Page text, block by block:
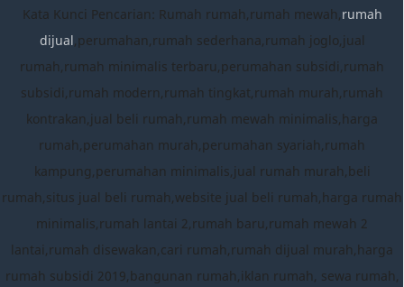
Kata Kunci Pencarian: Rumah rumah,rumah mewah,rumah
dijual,perumahan,rumah sederhana,rumah joglo,jual
rumah,rumah minimalis terbaru,perumahan subsidi,rumah
subsidi,rumah modern,rumah tingkat,rumah murah,rumah
kontrakan,jual beli rumah,rumah mewah minimalis,harga
rumah,perumahan murah,perumahan syariah,rumah
kampung,perumahan minimalis,jual rumah murah,beli
rumah,situs jual beli rumah,website jual beli rumah,harga rumah
minimalis,rumah lantai 2,rumah baru,rumah mewah 2
lantai,rumah disewakan,cari rumah,rumah dijual murah,harga
rumah subsidi 2019,bangunan rumah,iklan rumah, sewa rumah,